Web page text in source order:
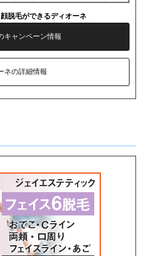
脱毛ができるディオーネ
キャンペーン情報
ネの詳細情報